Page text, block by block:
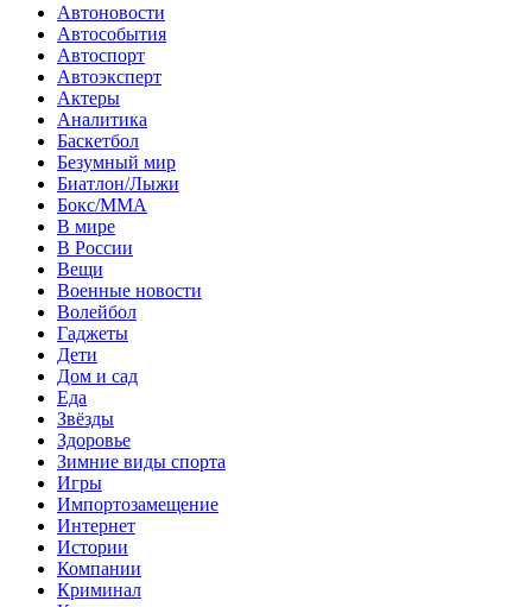
Автоновости
Автособытия
Автоспорт
Автоэксперт
Актеры
Аналитика
Баскетбол
Безумный мир
Биатлон/Лыжи
Бокс/MMA
В мире
В России
Вещи
Военные новости
Волейбол
Гаджеты
Дети
Дом и сад
Еда
Звёзды
Здоровье
Зимние виды спорта
Игры
Импортозамещение
Интернет
Истории
Компании
Криминал